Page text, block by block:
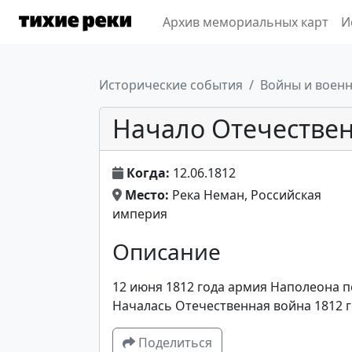
Архив мемориальных карт
Исторические события Войны и
Начало
Когда: 12.06.1812
Место: Река Неман, Российская
империя
Описание
12 июня 1812 года армия Наполеона
Началась Отечественная война 1812
Поделиться